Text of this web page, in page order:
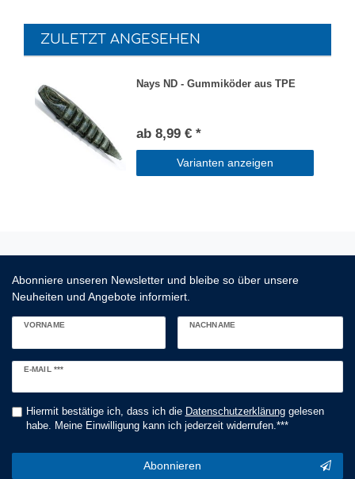
ZULETZT ANGESEHEN
Nays ND - Gummiköder aus TPE
ab 8,99 € *
Varianten anzeigen
Abonniere unseren Newsletter und bleibe so über unsere
Neuheiten und Angebote informiert.
VORNAME NACHNAME
E-MAIL ***
Newsletter
Hiermit bestätige ich, dass ich die Daten­schutz­erklärunggelesen
habe. Meine Einwilligung kann ich jederzeit widerrufen.***
Abonnieren